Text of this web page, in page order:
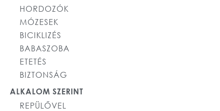
HORDOZÓK
MÓZESEK
BICIKLIZÉS
BABASZOBA
ETETÉS
BIZTONSÁG
ALKALOM SZERINT
REPÜLŐVEL